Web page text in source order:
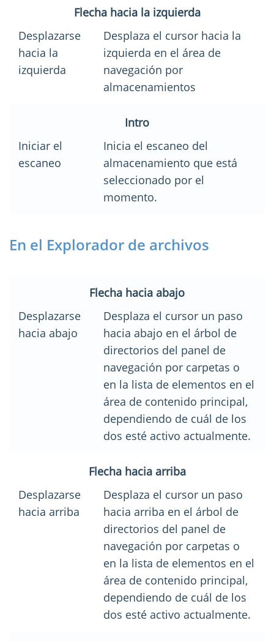
Flecha hacia la izquierda
Desplazarse
hacia la
izquierda
Desplaza el cursor hacia la
izquierda en el área de
navegación por
almacenamientos
Intro
Iniciar el
escaneo
Inicia el escaneo del
almacenamiento que está
seleccionado por el
momento.
En el Explorador de archivos
Flecha hacia abajo
Desplazarse
hacia abajo
Desplaza el cursor un paso
hacia abajo en el árbol de
directorios del panel de
navegación por carpetas o
en la lista de elementos en el
área de contenido principal,
dependiendo de cuál de los
dos esté activo actualmente.
Flecha hacia arriba
Desplazarse
hacia arriba
Desplaza el cursor un paso
hacia arriba en el árbol de
directorios del panel de
navegación por carpetas o
en la lista de elementos en el
área de contenido principal,
dependiendo de cuál de los
dos esté activo actualmente.